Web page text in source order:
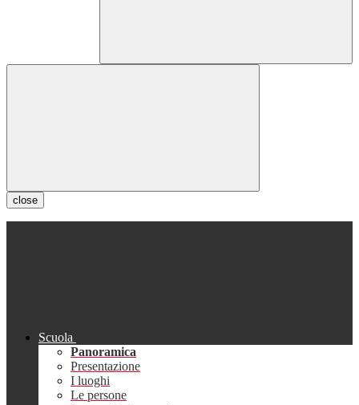
close
Scuola
Panoramica
Presentazione
I luoghi
Le persone